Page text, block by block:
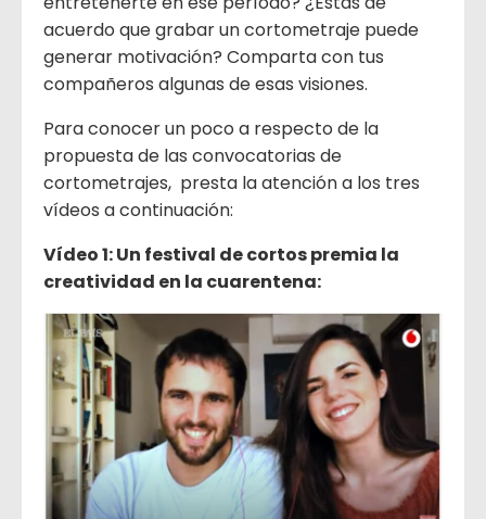
acuerdo que grabar un cortometraje puede
generar motivación? Comparta con tus
compañeros algunas de esas visiones.
Para conocer un poco a respecto de la
propuesta de las convocatorias de
cortometrajes, presta la atención a los tres
vídeos a continuación:
Vídeo 1: Un festival de cortos premia la
creatividad en la cuarentena: